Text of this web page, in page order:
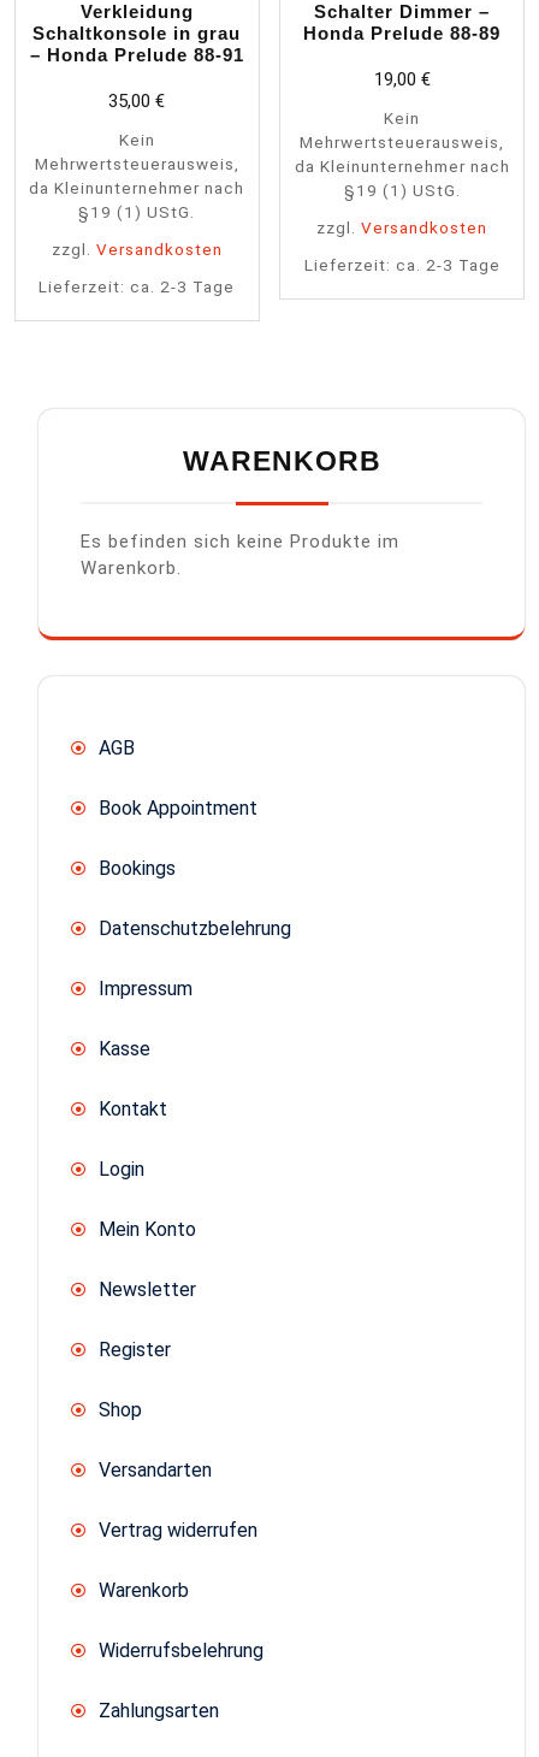
Verkleidung
Schaltkonsole in grau
– Honda Prelude 88-91
35,00€
Kein
Mehrwertsteuerausweis,
da Kleinunternehmer nach
§19 (1) UStG.
zzgl. Versandkosten
Lieferzeit:ca. 2-3 Tage
Schalter Dimmer –
Honda Prelude 88-89
19,00 €
Kein
Mehrwertsteuerausweis,
da Kleinunternehmer nach
§19 (1) UStG.
zzgl.Versandkosten
Lieferzeit: ca. 2-3 Tage
WARENKORB
Es befinden sich keine Produkte im
Warenkorb.
AGB
Book Appointment
Bookings
Datenschutzbelehrung
Impressum
Kasse
Kontakt
Login
Mein Konto
Newsletter
Register
Shop
Versandarten
Vertrag widerrufen
Warenkorb
Widerrufsbelehrung
Zahlungsarten